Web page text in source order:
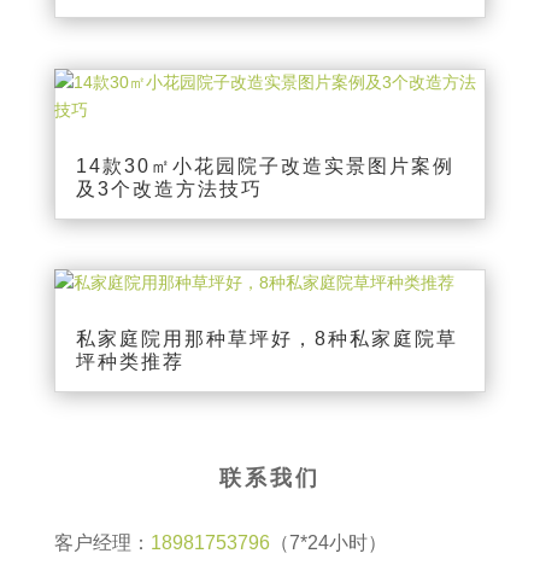
14款30㎡小花园院子改造实景图片案例
及3个改造方法技巧
私家庭院用那种草坪好，8种私家庭院草
坪种类推荐
联系我们
客户经理： 18981753796（7*24小时）